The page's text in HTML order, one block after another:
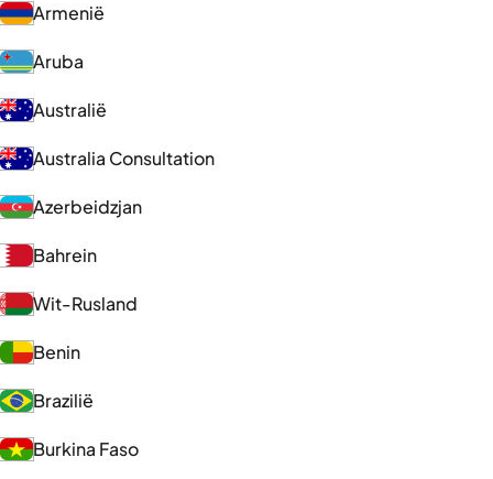
Armenië
Aruba
Australië
Australia Consultation
Azerbeidzjan
Bahrein
Wit-Rusland
Benin
Brazilië
Burkina Faso